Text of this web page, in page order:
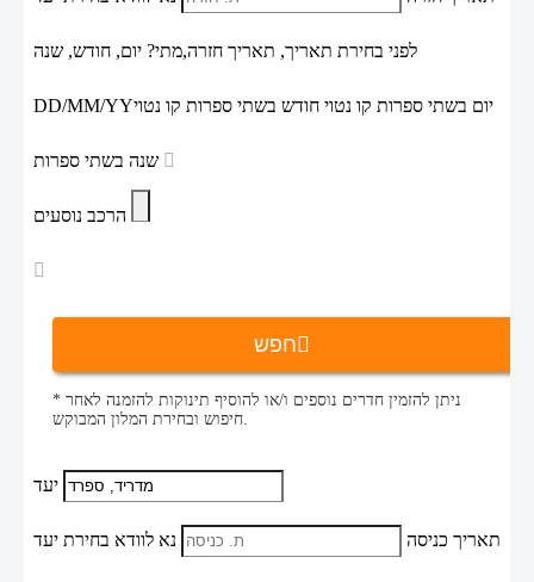
לפני בחירת תאריך, תאריך חזרה,מתי? יום, חודש, שנה
DD/MM/YYיום בשתי ספרות קו נטוי חודש בשתי ספרות קו נטוי
הרכב נוסעים
חפש
* ניתן להזמין חדרים נוספים ו/או להוסיף תינוקות להזמנה לאחר
חיפוש ובחירת המלון המבוקש.
יעד
תאריך כניסה נא לוודא בחירת יעד